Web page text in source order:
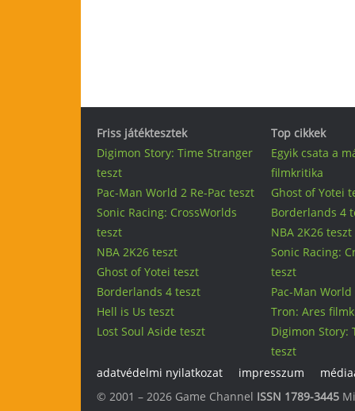
Friss játéktesztek
Digimon Story: Time Stranger
teszt
Pac-Man World 2 Re-Pac teszt
Sonic Racing: CrossWorlds
teszt
NBA 2K26 teszt
Ghost of Yotei teszt
Borderlands 4 teszt
Hell is Us teszt
Lost Soul Aside teszt
Top cikkek
Egyik csata a
filmkritika
Ghost of Yotei
Borderlands 4
NBA 2K26 teszt
Sonic Racing:
teszt
Pac-Man World
Tron: Ares
Digimon Story:
teszt
adatvédelmi nyilatkozat impresszum
© 2001 – 2026 Game Channel ISSN 1789-3445